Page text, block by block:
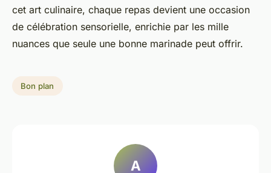
cet art culinaire, chaque repas devient une occasion
de célébration sensorielle, enrichie par les mille
nuances que seule une bonne marinade peut offrir.
Bon plan
A